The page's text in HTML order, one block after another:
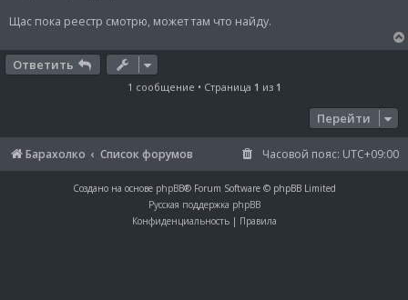
Щас пока реестр смотрю, может там что найду.
Ответить
1 сообщение • Страница 1 из 1
Перейти
Барахолко Список форумов Часовой пояс: UTC+09:00
Создано на основе phpBB® Forum Software © phpBB Limited
Русская поддержка phpBB
Конфиденциальность| Правила